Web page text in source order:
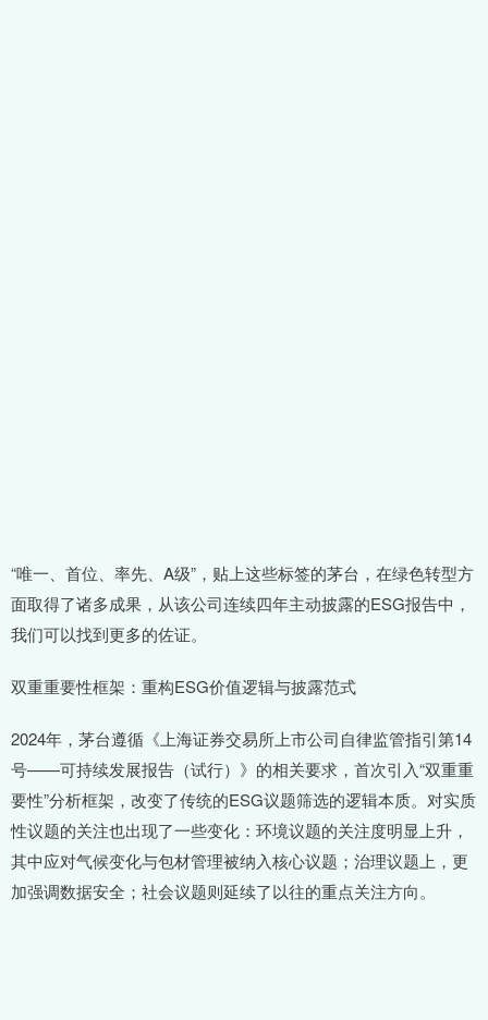
“唯一、首位、率先、A级”，贴上这些标签的茅台，在绿色转型方
面取得了诸多成果，从该公司连续四年主动披露的ESG报告中，
我们可以找到更多的佐证。
双重重要性框架：重构ESG价值逻辑与披露范式
2024年，茅台遵循《上海证券交易所上市公司自律监管指引第14
号——可持续发展报告（试行）》的相关要求，首次引入“双重重
要性”分析框架，改变了传统的ESG议题筛选的逻辑本质。对实质
性议题的关注也出现了一些变化：环境议题的关注度明显上升，
其中应对气候变化与包材管理被纳入核心议题；治理议题上，更
加强调数据安全；社会议题则延续了以往的重点关注方向。